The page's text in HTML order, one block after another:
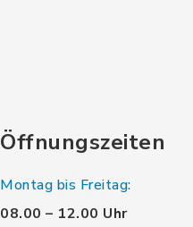
Öffnungszeiten
Montag bis Freitag:
08.00 – 12.00 Uhr